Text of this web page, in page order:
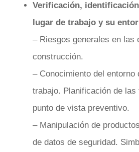
Verificación,
lugar de trabajo y su
– Riesgos generales en las
construcción.
– Conocimiento del entorno
trabajo. Planificación de las
punto de vista preventivo.
– Manipulación de
de datos de seguridad.